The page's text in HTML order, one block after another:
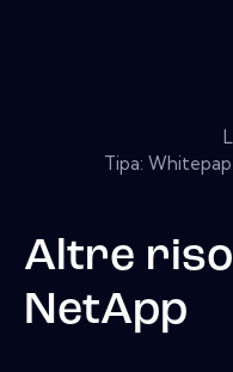
Tipa:
Altre
NetApp